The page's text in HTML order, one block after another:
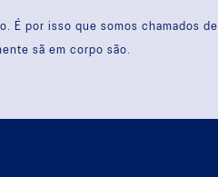
É por isso que somos chamados de
sã em corpo são.